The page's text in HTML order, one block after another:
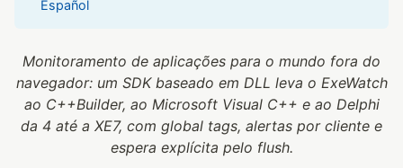
Español
Monitoramento de aplicações para o mundo fora do
navegador: um SDK baseado em DLL leva o ExeWatch
ao C++Builder, ao Microsoft Visual C++ e ao Delphi
da 4 até a XE7, com global tags, alertas por cliente e
espera explícita pelo flush.